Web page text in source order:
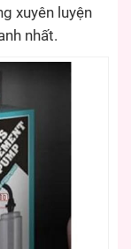
xuyên luyện
nhất.